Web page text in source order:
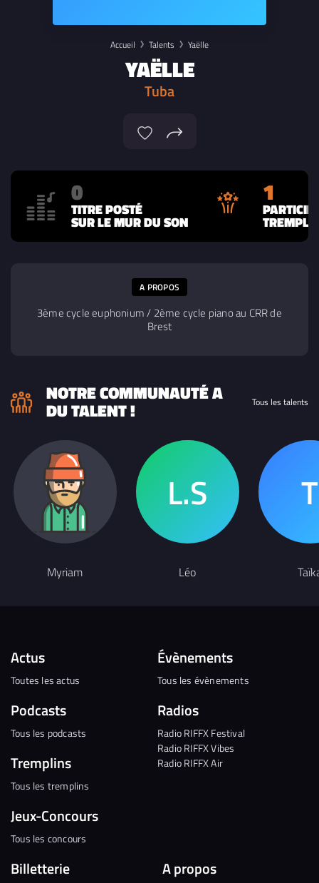
Accueil Talents Yaëlle
YAËLLE
Tuba
0
TITRE POSTÉ
SUR LE MUR DU SON
1
A PROPOS
3ème cycle euphonium / 2ème cycle piano au CRR de
Brest
NOTRE COMMUNAUTÉ A
DU TALENT ! Tous les talents
Myriam Léo
Actus
Toutes les actus
Podcasts
Tous les podcasts
Tremplins
Tous les tremplins
Jeux-Concours
Tous les concours
Évènements
Tous les évènements
Radios
Radio RIFFX Festival
Radio RIFFX Vibes
Radio RIFFX Air
Billetterie A propos